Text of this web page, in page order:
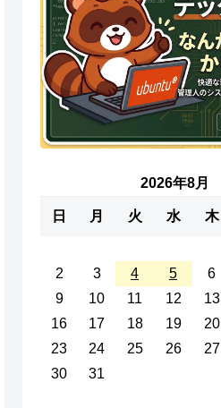
2026年8月
日 月 火 水 木
2
3 4 5 6
9
10 11 12 13
16
17 18 19 20
23
24 25 26 27
30
31